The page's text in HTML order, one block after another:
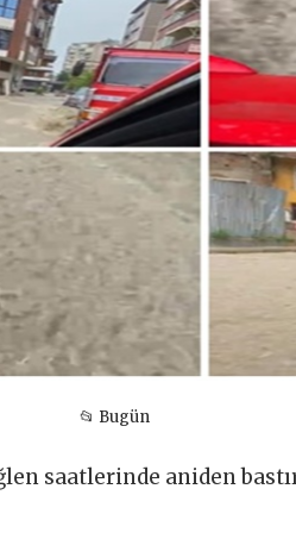
📂 Bugün
saatlerinde aniden